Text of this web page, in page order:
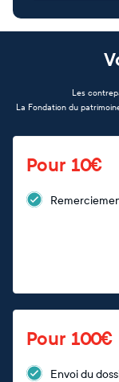
Les
La Fondation du
Pour 10€
Pour 100€
Envoi du